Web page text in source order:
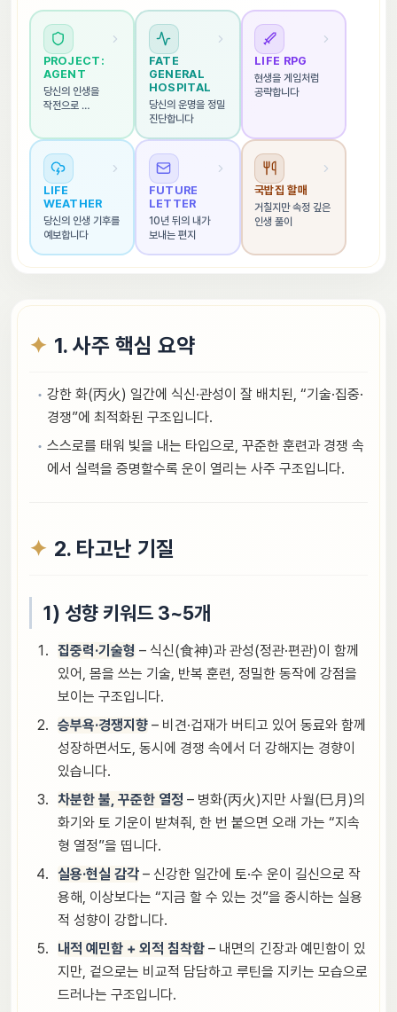
PROJECT:
AGENT
당신의 인생을
작전으로
FATE
GENERAL
HOSPITAL
당신의 운명을 정밀
진단합니다
LIFE RPG
현생을 게임처럼
공략합니다
LIFE
WEATHER
당신의 인생 기후를
예보합니다
FUTURE
LETTER
10년 뒤의 내가
보내는 편지
국밥집 할매
거칠지만 속정 깊은
인생 풀이
1. 사주 핵심 요약
강한 화(丙火) 일간에 식신·관성이 잘 배치된, “기술·집중·
경쟁”에 최적화된 구조입니다.
스스로를 태워 빛을 내는 타입으로, 꾸준한 훈련과 경쟁 속
에서 실력을 증명할수록 운이 열리는 사주 구조입니다.
2. 타고난 기질
1) 성향 키워드 3~5개
집중력·기술형 – 식신(食神)과 관성(정관·편관)이 함께
있어, 몸을 쓰는 기술, 반복 훈련, 정밀한 동작에 강점을
보이는 구조입니다.
승부욕·경쟁지향 – 비견·겁재가 버티고 있어 동료와 함께
성장하면서도, 동시에 경쟁 속에서 더 강해지는 경향이
있습니다.
차분한 불, 꾸준한 열정 – 병화(丙火)지만 사월(巳月)의
화기와 토 기운이 받쳐줘, 한 번 붙으면 오래 가는 “지속
형 열정”을 띱니다.
실용·현실 감각 – 신강한 일간에 토·수 운이 길신으로 작
용해, 이상보다는 “지금 할 수 있는 것”을 중시하는 실용
적 성향이 강합니다.
내적 예민함 + 외적 침착함 – 내면의 긴장과 예민함이 있
지만, 겉으로는 비교적 담담하고 루틴을 지키는 모습으로
드러나는 구조입니다.